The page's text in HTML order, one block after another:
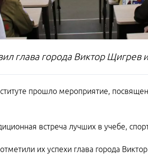
глава города Виктор Щигрев
прошло мероприятие,
встреча лучших в учебе,
их успехи глава города